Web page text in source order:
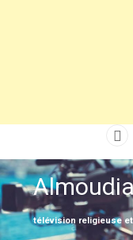
content
télévision religieuse